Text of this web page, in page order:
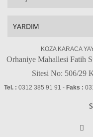
YARDIM
KOZA KARACA
Orhaniye Mahallesi Fatih
Sitesi No: 506/29
Tel. : 0312 385 91 91 -Faks :